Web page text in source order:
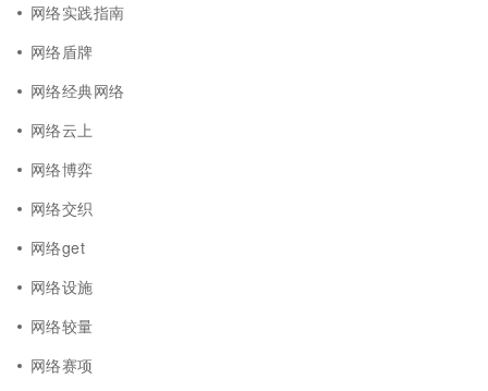
网络实践指南
网络盾牌
网络经典网络
网络云上
网络博弈
网络交织
网络get
网络设施
网络较量
网络赛项